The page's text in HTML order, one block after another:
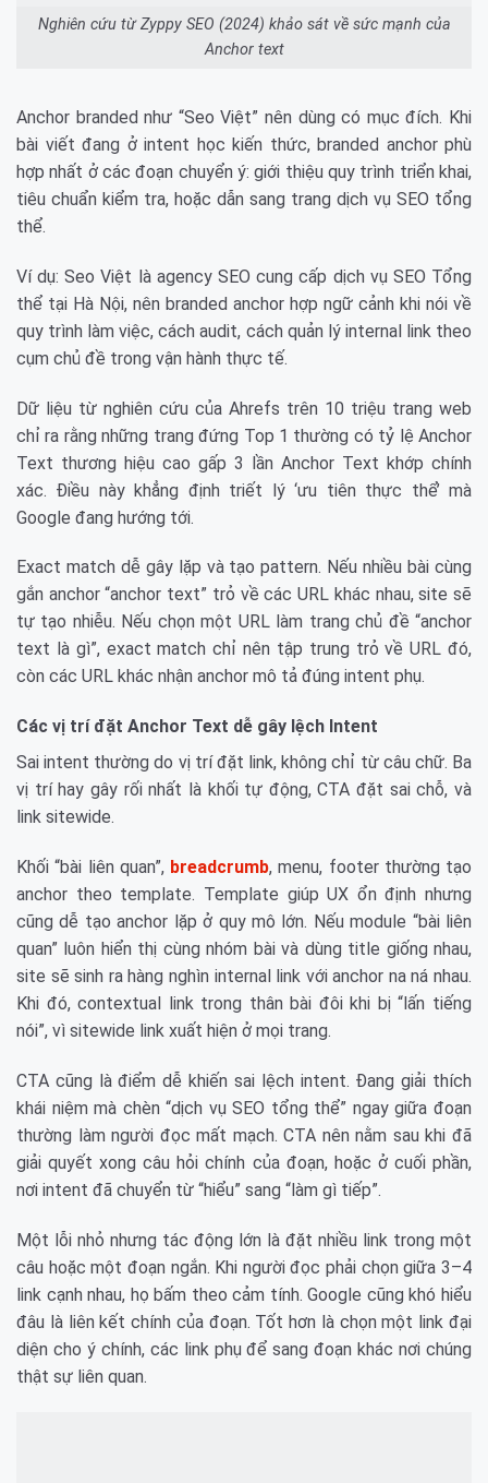
Nghiên cứu từ Zyppy SEO (2024) khảo sát về sức mạnh của
Anchor text
Anchor branded như “Seo Việt” nên dùng có mục đích. Khi
bài viết đang ở intent học kiến thức, branded anchor phù
hợp nhất ở các đoạn chuyển ý: giới thiệu quy trình triển khai,
tiêu chuẩn kiểm tra, hoặc dẫn sang trang dịch vụ SEO tổng
thể.
Ví dụ: Seo Việt là agency SEO cung cấp dịch vụ SEO Tổng
thể tại Hà Nội, nên branded anchor hợp ngữ cảnh khi nói về
quy trình làm việc, cách audit, cách quản lý internal link theo
cụm chủ đề trong vận hành thực tế.
Dữ liệu từ nghiên cứu của Ahrefs trên 10 triệu trang web
chỉ ra rằng những trang đứng Top 1 thường có tỷ lệ Anchor
Text thương hiệu cao gấp 3 lần Anchor Text khớp chính
xác. Điều này khẳng định triết lý ‘ưu tiên thực thể’ mà
Google đang hướng tới.
Exact match dễ gây lặp và tạo pattern. Nếu nhiều bài cùng
gắn anchor “anchor text” trỏ về các URL khác nhau, site sẽ
tự tạo nhiễu. Nếu chọn một URL làm trang chủ đề “anchor
text là gì”, exact match chỉ nên tập trung trỏ về URL đó,
còn các URL khác nhận anchor mô tả đúng intent phụ.
Các vị trí đặt Anchor Text dễ gây lệch Intent
Sai intent thường do vị trí đặt link, không chỉ từ câu chữ. Ba
vị trí hay gây rối nhất là khối tự động, CTA đặt sai chỗ, và
link sitewide.
Khối “bài liên quan”, breadcrumb, menu, footer thường tạo
anchor theo template. Template giúp UX ổn định nhưng
cũng dễ tạo anchor lặp ở quy mô lớn. Nếu module “bài liên
quan” luôn hiển thị cùng nhóm bài và dùng title giống nhau,
site sẽ sinh ra hàng nghìn internal link với anchor na ná nhau.
Khi đó, contextual link trong thân bài đôi khi bị “lấn tiếng
nói”, vì sitewide link xuất hiện ở mọi trang.
CTA cũng là điểm dễ khiến sai lệch intent. Đang giải thích
khái niệm mà chèn “dịch vụ SEO tổng thể” ngay giữa đoạn
thường làm người đọc mất mạch. CTA nên nằm sau khi đã
giải quyết xong câu hỏi chính của đoạn, hoặc ở cuối phần,
nơi intent đã chuyển từ “hiểu” sang “làm gì tiếp”.
Một lỗi nhỏ nhưng tác động lớn là đặt nhiều link trong một
câu hoặc một đoạn ngắn. Khi người đọc phải chọn giữa 3–4
link cạnh nhau, họ bấm theo cảm tính. Google cũng khó hiểu
đâu là liên kết chính của đoạn. Tốt hơn là chọn một link đại
diện cho ý chính, các link phụ để sang đoạn khác nơi chúng
thật sự liên quan.